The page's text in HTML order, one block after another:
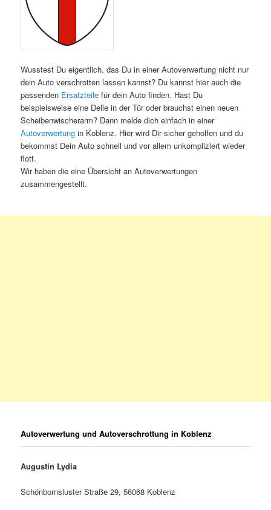
Wusstest Du eigentlich, das Du in einer Autoverwertung nicht nur
dein Auto verschrotten lassen kannst? Du kannst hier auch die
passenden Ersatzteile für dein Auto finden. Hast Du
beispielsweise eine Delle in der Tür oder brauchst einen neuen
Scheibenwischerarm? Dann melde dich einfach in einer
Autoverwertung in Koblenz. Hier wird Dir sicher geholfen und du
bekommst Dein Auto schnell und vor allem unkompliziert wieder
flott.
Wir haben die eine Übersicht an Autoverwertungen
zusammengestellt.
Autoverwertung und Autoverschrottung in Koblenz
Augustin Lydia
Schönbornsluster Straße 29, 56068 Koblenz